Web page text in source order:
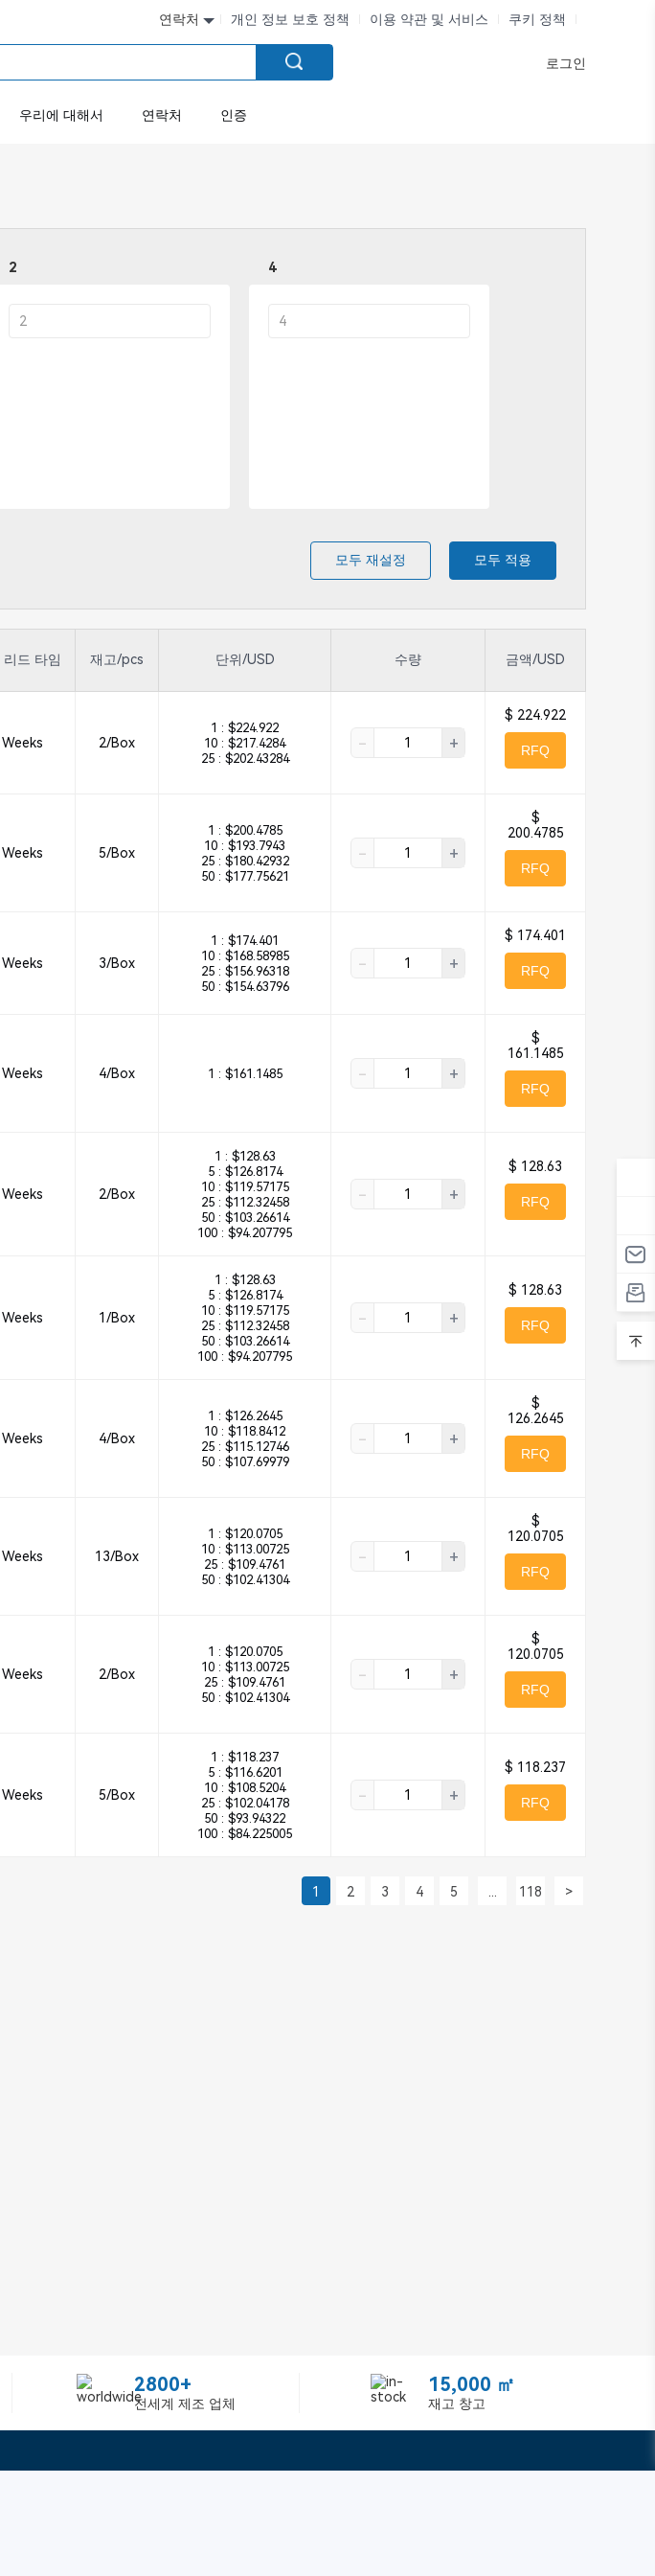
연락처 개인 정보 보호 정책 이용 약관 및 서비스 쿠키 정책
로그인
우리에 대해서 연락처 인증
2 4
모두 재설정 모두 적용
리드 타임 재고/pcs 단위/USD 수량 금액/USD
2/Box
1 : $224.922
10 : $217.4284
25 : $202.43284
- +
$ 224.922
RFQ
5/Box
1 : $200.4785
10 : $193.7943
25 : $180.42932
50 : $177.75621
- +
$
200.4785
RFQ
3/Box
1 : $174.401
10 : $168.58985
25 : $156.96318
50 : $154.63796
- +
$ 174.401
RFQ
4/Box 1 : $161.1485 - +
$
161.1485
RFQ
2/Box
1 : $128.63
5 : $126.8174
10 : $119.57175
25 : $112.32458
50 : $103.26614
100 : $94.207795
- +
$ 128.63
RFQ
1/Box
1 : $128.63
5 : $126.8174
10 : $119.57175
25 : $112.32458
50 : $103.26614
100 : $94.207795
- +
$ 128.63
RFQ
4/Box
1 : $126.2645
10 : $118.8412
25 : $115.12746
50 : $107.69979
- +
$
126.2645
RFQ
13/Box
1 : $120.0705
10 : $113.00725
25 : $109.4761
50 : $102.41304
- +
$
120.0705
RFQ
2/Box
1 : $120.0705
10 : $113.00725
25 : $109.4761
50 : $102.41304
- +
$
120.0705
RFQ
5/Box
1 : $118.237
5 : $116.6201
10 : $108.5204
25 : $102.04178
50 : $93.94322
100 : $84.225005
- +
$ 118.237
RFQ
1 2 3 4 5 118 >
2800+
전세계 제조 업체
15,000 ㎡
재고 창고